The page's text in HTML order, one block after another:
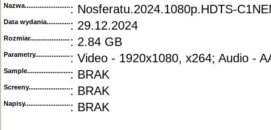
Nazwa.............................................: Nosferatu.2024.1080p.HDTS-
Data wydania......................................
: 29.12.2024
Rozmiar...........................................
: 2.84 GB
Parametry.........................................: Video - 1920x1080, x264; Audio -
Sample............................................
: BRAK
Screeny...........................................
: BRAK
Napisy............................................
: BRAK